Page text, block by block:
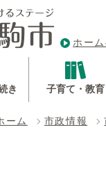
ホー
き 子育て・教育
ーム 市政情報